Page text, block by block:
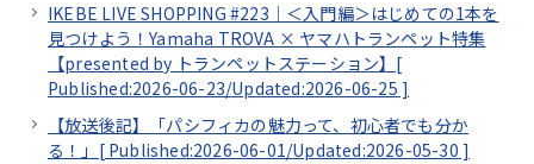
IKEBE LIVE SHOPPING #223｜＜入門編＞はじめての1本を
見つけよう！Yamaha TROVA × ヤマハトランペット特集
【presented by トランペットステーション】[
Published:2026-06-23/Updated:2026-06-25 ]
【放送後記】「パシフィカの魅力って、初心者でも分か
る！」[ Published:2026-06-01/Updated:2026-05-30 ]